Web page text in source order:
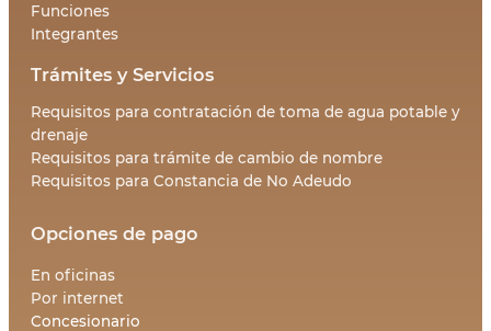
Funciones
Integrantes
Trámites y Servicios
Requisitos para contratación de toma de agua potable y
drenaje
Requisitos para trámite de cambio de nombre
Requisitos para Constancia de No Adeudo
Opciones de pago
En oficinas
Por internet
Concesionario